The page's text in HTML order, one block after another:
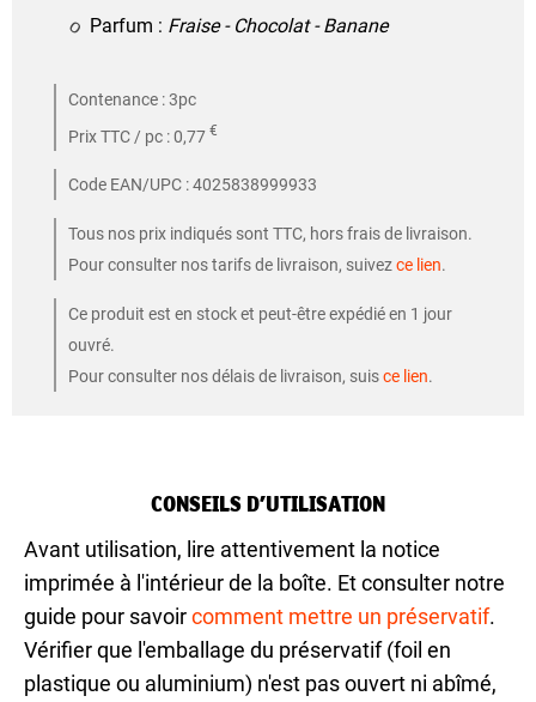
Parfum : Fraise - Chocolat - Banane
Contenance : 3pc
Prix TTC / pc : 0,77 €
Code EAN/UPC : 4025838999933
Tous nos prix indiqués sont TTC, hors frais de livraison.
Pour consulter nos tarifs de livraison, suivezce lien.
Ce produit est en stock et peut-être expédié en 1 jour
ouvré.
Pour consulter nos délais de livraison, suisce lien.
CONSEILS D’UTILISATION
Avant utilisation, lire attentivement la notice
imprimée à l'intérieur de la boîte. Et consulter notre
guide pour savoircomment mettre un préservatif.
Vérifier que l'emballage du préservatif (foil en
plastique ou aluminium) n'est pas ouvert ni abîmé,